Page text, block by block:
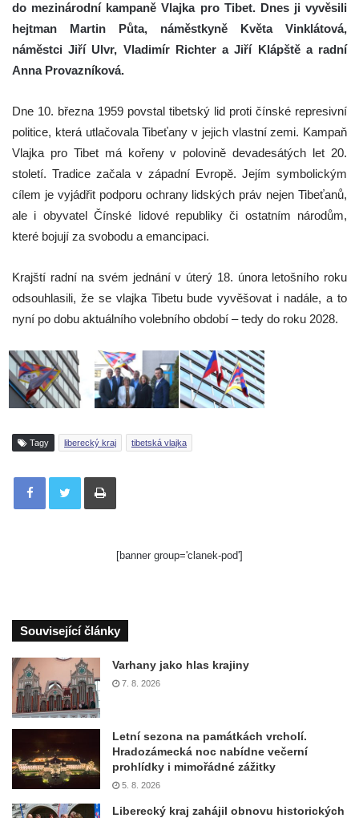
do mezinárodní kampaně Vlajka pro Tibet. Dnes ji vyvěsili
hejtman Martin Půta, náměstkyně Květa Vinklátová,
náměstci Jiří Ulvr, Vladimír Richter a Jiří Klápště a radní
Anna Provazníková.
Dne 10. března 1959 povstal tibetský lid proti čínské represivní
politice, která utlačovala Tibeťany v jejich vlastní zemi. Kampaň
Vlajka pro Tibet má kořeny v polovině devadesátých let 20.
století. Tradice začala v západní Evropě. Jejím symbolickým
cílem je vyjádřit podporu ochrany lidských práv nejen Tibeťanů,
ale i obyvatel Čínské lidové republiky či ostatním národům,
které bojují za svobodu a emancipaci.
Krajští radní na svém jednání v úterý 18. února letošního roku
odsouhlasili, že se vlajka Tibetu bude vyvěšovat i nadále, a to
nyní po dobu aktuálního volebního období – tedy do roku 2028.
Tagy liberecký kraj tibetská vlajka
Tisknout
[banner group='clanek-pod']
Související články
Varhany jako hlas krajiny
7. 8. 2026
Letní sezona na památkách vrcholí.
Hradozámecká noc nabídne večerní
prohlídky i mimořádné zážitky
5. 8. 2026
Liberecký kraj zahájil obnovu historických